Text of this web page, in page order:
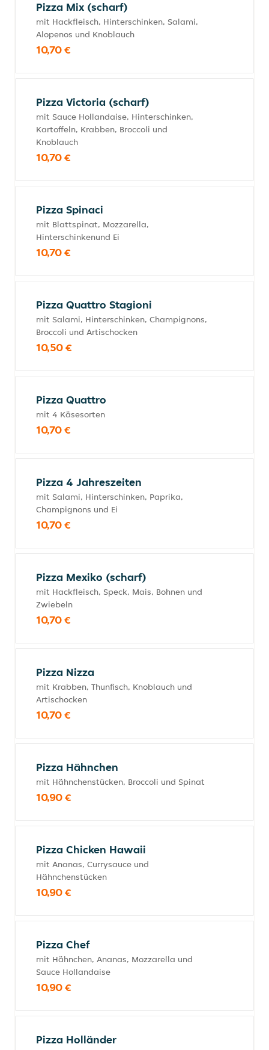
Pizza Mix (scharf)
mit Hackfleisch, Hinterschinken, Salami,
Alopenos und Knoblauch
10,70 €
Pizza Victoria (scharf)
mit Sauce Hollandaise, Hinterschinken,
Kartoffeln, Krabben, Broccoli und
Knoblauch
10,70 €
Pizza Spinaci
mit Blattspinat, Mozzarella,
Hinterschinkenund Ei
10,70 €
Pizza Quattro Stagioni
mit Salami, Hinterschinken, Champignons,
Broccoli und Artischocken
10,50 €
Pizza Quattro
mit 4 Käsesorten
10,70 €
Pizza 4 Jahreszeiten
mit Salami, Hinterschinken, Paprika,
Champignons und Ei
10,70 €
Pizza Mexiko (scharf)
mit Hackfleisch, Speck, Mais, Bohnen und
Zwiebeln
10,70 €
Pizza Nizza
mit Krabben, Thunfisch, Knoblauch und
Artischocken
10,70 €
Pizza Hähnchen
mit Hähnchenstücken, Broccoli und Spinat
10,90 €
Pizza Chicken Hawaii
mit Ananas, Currysauce und
Hähnchenstücken
10,90 €
Pizza Chef
mit Hähnchen, Ananas, Mozzarella und
Sauce Hollandaise
10,90 €
Pizza Holländer